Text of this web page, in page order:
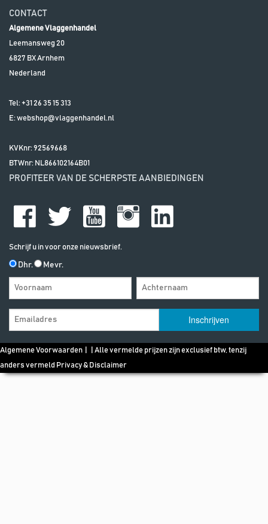
CONTACT
Algemene Vlaggenhandel
Leemansweg 20
6827 BXArnhem
Nederland
Tel: +31 26 35 15 313
E:webshop@vlaggenhandel.nl
KVKnr: 92569668
BTWnr: NL866102164B01
PROFITEER VAN DE SCHERPSTE AANBIEDINGEN
Schrijf u in voor onze nieuwsbrief.
Dhr. Mevr.
Algemene Voorwaarden | | Alle vermelde prijzen zijn exclusief btw, tenzij
anders vermeld Privacy & Disclaimer